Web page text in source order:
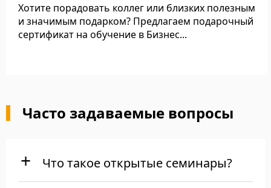
Хотите порадовать коллег или близких полезным
и значимым подарком? Предлагаем подарочный
сертификат на обучение в Бизнес...
Часто задаваемые вопросы
Что такое открытые семинары?